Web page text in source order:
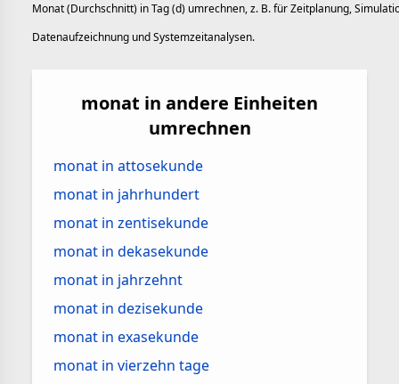
Monat (Durchschnitt) in Tag (d) umrechnen, z. B. für Zeitplanung,
Datenaufzeichnung und Systemzeitanalysen.
monat in andere Einheiten
umrechnen
monat in attosekunde
monat in jahrhundert
monat in zentisekunde
monat in dekasekunde
monat in jahrzehnt
monat in dezisekunde
monat in exasekunde
monat in vierzehn tage